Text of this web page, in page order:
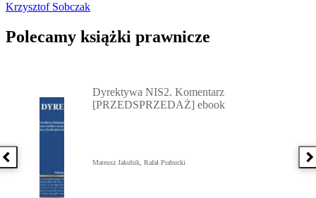
Krzysztof Sobczak
Polecamy książki prawnicze
Poprzednia książka
Dyrektywa NIS2. Komentarz
[PRZEDSPRZEDAŻ] ebook
Mateusz Jakubik, Rafał Prabucki